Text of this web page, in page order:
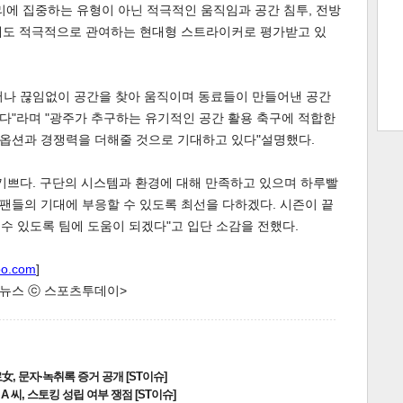
집중하는 유형이 아닌 적극적인 움직임과 공간 침투, 전방
적극적으로 관여하는 현대형 스트라이커로 평가받고 있
끊임없이 공간을 찾아 움직이며 동료들이 만들어낸 공간
"라며 "광주가 추구하는 유기적인 공간 활용 축구에 적합한
션과 경쟁력을 더해줄 것으로 기대하고 있다"설명했다.
다. 구단의 시스템과 환경에 대해 만족하고 있으며 하루빨
들의 기대에 부응할 수 있도록 최선을 다하겠다. 시즌이 끝
있도록 팀에 도움이 되겠다"고 입단 소감을 전했다.
]
스 ⓒ 스포츠투데이>
, 문자·녹취록 증거 공개 [ST이슈]
씨, 스토킹 성립 여부 쟁점 [ST이슈]